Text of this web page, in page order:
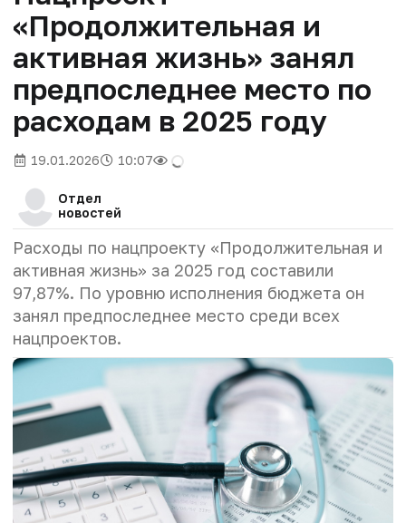
«Продолжительная и
активная жизнь» занял
предпоследнее место по
расходам в 2025 году
19.01.2026 10:07
Отдел
новостей
Расходы по нацпроекту «Продолжительная и
активная жизнь» за 2025 год составили
97,87%. По уровню исполнения бюджета он
занял предпоследнее место среди всех
нацпроектов.